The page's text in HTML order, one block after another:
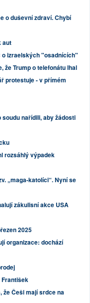
o duševní zdraví. Chybí
aut
o izraelských "osadnících"
že Trump o telefonátu lhal
protestuje - v přímém
nařídili, aby žádosti
rozsáhlý výpadek
„maga-katolíci“. Nyní se
zákulisní akce USA
2025
organizace: dochází
František
že Češi mají srdce na